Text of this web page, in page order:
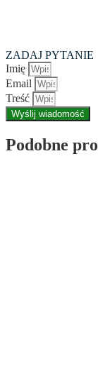
ZADAJ PYTANIE
Imię
Email
Treść
Wyślij wiadomość
Podobne